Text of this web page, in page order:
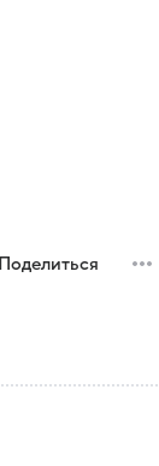
Поделиться